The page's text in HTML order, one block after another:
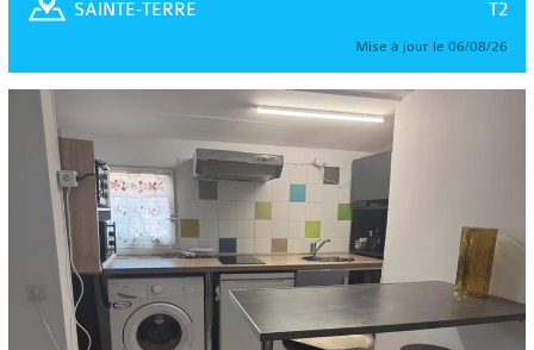
T2
SAINTE-TERRE
Mise à jour le 06/08/26